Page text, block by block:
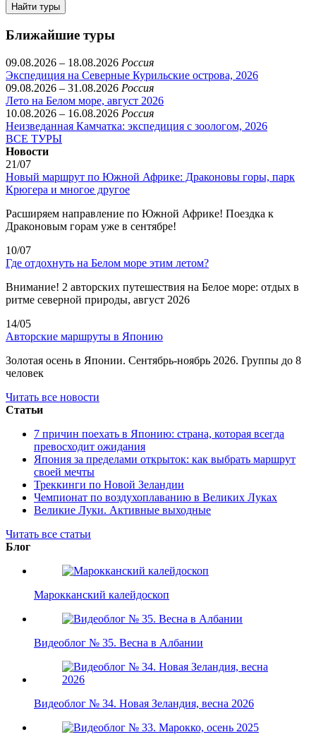
Найти туры
Ближайшие туры
09.08.2026 – 18.08.2026 Россия
Экспедиция на Северные Курильские острова, 2026
09.08.2026 – 31.08.2026 Россия
Лето на Белом море, август 2026
10.08.2026 – 16.08.2026 Россия
Неизведанная Камчатка: экспедиция с зоологом, 2026
ВСЕ ТУРЫ
Новости
21/07
Новый маршрут по Южной Африке: Драконовы горы, парк
Крюгера и многое другое
Расширяем направление по Южной Африке! Поездка к
Драконовым горам уже в сентябре!
10/07
Где отдохнуть на Белом море этим летом?
Внимание! 2 авторских путешествия на Белое море: отдых в
ритме северной природы, август 2026
14/05
Авторские маршруты в Японию
Золотая осень в Японии. Сентябрь-ноябрь 2026. Группы до 8
человек
Читать все новости
Статьи
7 причин поехать в Японию: страна, которая всегда
превосходит ожидания
Япония за пределами открыток: как выбрать маршрут
своей мечты
Треккинги по Новой Зеландии
Чемпионат по воздухоплаванию в Великих Луках
Великие Луки. Активные выходные
Читать все статьи
Блог
Марокканский калейдоскоп
Видеоблог № 35. Весна в Албании
Видеоблог № 34. Новая Зеландия, весна 2026